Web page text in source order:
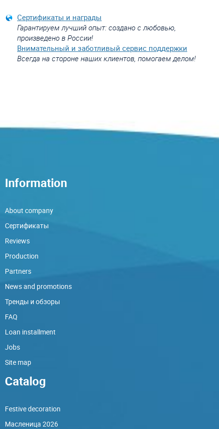
Сертификаты и награды
Гарантируем лучший опыт: создано с любовью,
произведено в России!
Внимательный и заботливый сервис поддержки
Всегда на стороне наших клиентов, помогаем делом!
Information
About company
Сертификаты
Reviews
Production
Partners
News and promotions
Тренды и обзоры
FAQ
Loan installment
Jobs
Site map
Catalog
Festive decoration
Масленица 2026